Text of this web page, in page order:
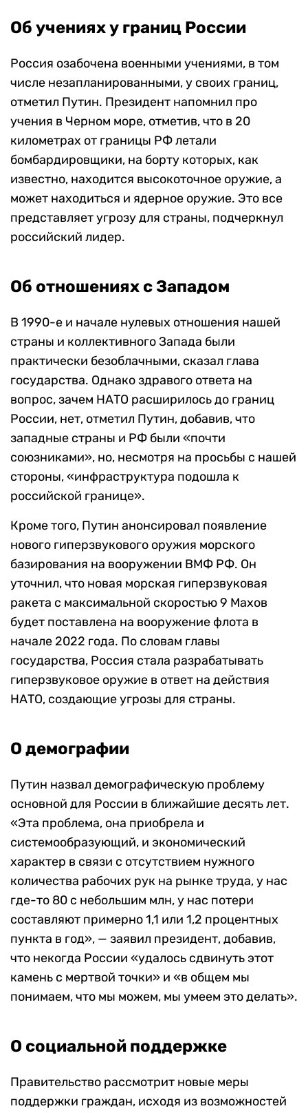
Об учениях у границ России
Россия озабочена военными учениями, в том
числе незапланированными, у своих границ,
отметил Путин. Президент напомнил про
учения в Черном море, отметив, что в 20
километрах от границы РФ летали
бомбардировщики, на борту которых, как
известно, находится высокоточное оружие, а
может находиться и ядерное оружие. Это все
представляет угрозу для страны, подчеркнул
российский лидер.
Об отношениях с Западом
В 1990-е и начале нулевых отношения нашей
страны и коллективного Запада были
практически безоблачными, сказал глава
государства. Однако здравого ответа на
вопрос, зачем НАТО расширилось до границ
России, нет, отметил Путин, добавив, что
западные страны и РФ были «почти
союзниками», но, несмотря на просьбы с нашей
стороны, «инфраструктура подошла к
российской границе».
Кроме того, Путин анонсировал появление
нового гиперзвукового оружия морского
базирования на вооружении ВМФ РФ. Он
уточнил, что новая морская гиперзвуковая
ракета с максимальной скоростью 9 Махов
будет поставлена на вооружение флота в
начале 2022 года. По словам главы
государства, Россия стала разрабатывать
гиперзвуковое оружие в ответ на действия
НАТО, создающие угрозы для страны.
О демографии
Путин назвал демографическую проблему
основной для России в ближайшие десять лет.
«Эта проблема, она приобрела и
системообразующий, и экономический
характер в связи с отсутствием нужного
количества рабочих рук на рынке труда, у нас
где-то 80 с небольшим млн, у нас потери
составляют примерно 1,1 или 1,2 процентных
пункта в год», — заявил президент, добавив,
что некогда России «удалось сдвинуть этот
камень с мертвой точки» и «в общем мы
понимаем, что мы можем, мы умеем это делать».
О социальной поддержке
Правительство рассмотрит новые меры
поддержки граждан, исходя из возможностей